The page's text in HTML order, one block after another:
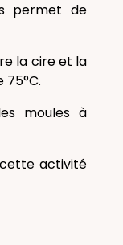
permet de
la cire et la
moules à
activité